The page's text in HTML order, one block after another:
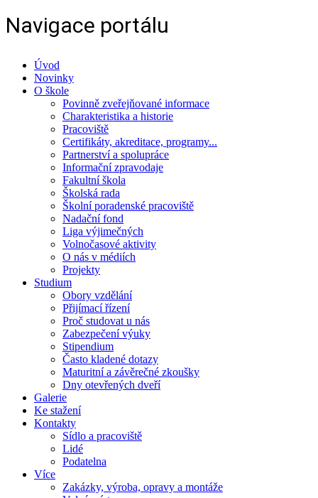
Navigace portálu
Úvod
Novinky
O škole
Povinně zveřejňované informace
Charakteristika a historie
Pracoviště
Certifikáty, akreditace, programy...
Partnerství a spolupráce
Informační zpravodaje
Fakultní škola
Školská rada
Školní poradenské pracoviště
Nadační fond
Liga výjimečných
Volnočasové aktivity
O nás v médiích
Projekty
Studium
Obory vzdělání
Přijímací řízení
Proč studovat u nás
Zabezpečení výuky
Stipendium
Často kladené dotazy
Maturitní a závěrečné zkoušky
Dny otevřených dveří
Galerie
Ke stažení
Kontakty
Sídlo a pracoviště
Lidé
Podatelna
Více
Zakázky, výroba, opravy a montáže